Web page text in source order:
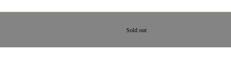
Sold out